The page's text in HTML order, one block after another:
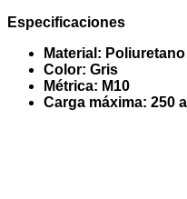
Especificaciones
Material: Poliuretano
Color: Gris
Métrica: M10
Carga máxima: 250